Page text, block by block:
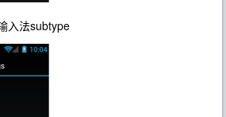
入法subtype